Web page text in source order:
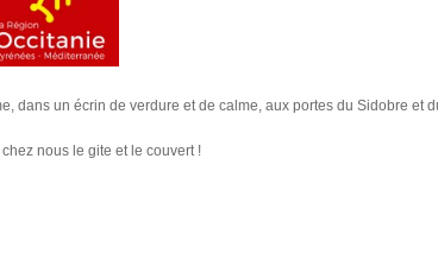
dans un écrin de verdure et de calme, aux portes du Sidobre et
nous le gite et le couvert !